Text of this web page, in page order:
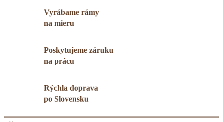
Vyrábame rámy
na mieru
Poskytujeme záruku
na prácu
Rýchla doprava
po Slovensku